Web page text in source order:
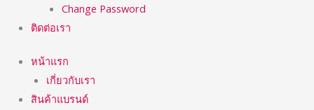
Change Password
ติดต่อเรา
หน้าแรก
เกี่ยวกับเรา
สินค้าแบรนด์